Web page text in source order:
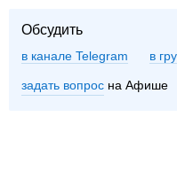
Обсудить
в канале Telegram
задать вопрос на Афише